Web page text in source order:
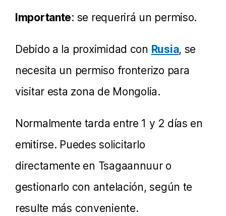
Importante: se requerirá un permiso.
Debido a la proximidad con Rusia, se
necesita un permiso fronterizo para
visitar esta zona de Mongolia.
Normalmente tarda entre 1 y 2 días en
emitirse. Puedes solicitarlo
directamente en Tsagaannuur o
gestionarlo con antelación, según te
resulte más conveniente.